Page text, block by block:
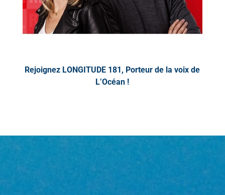
Rejoignez LONGITUDE 181, Porteur de la voix de
L’Océan !